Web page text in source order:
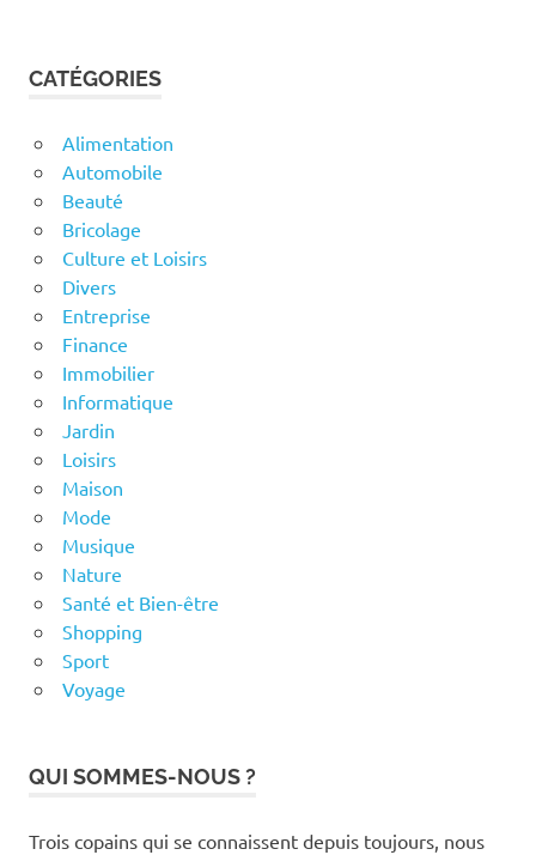
CATÉGORIES
Alimentation
Automobile
Beauté
Bricolage
Culture et Loisirs
Divers
Entreprise
Finance
Immobilier
Informatique
Jardin
Loisirs
Maison
Mode
Musique
Nature
Santé et Bien-être
Shopping
Sport
Voyage
QUI SOMMES-NOUS ?
Trois copains qui se connaissent depuis toujours, nous